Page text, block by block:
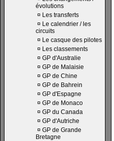
évolutions
¤ Les transferts
¤ Le calendrier / les
circuits
¤ Le casque des pilotes
¤ Les classements
¤ GP d'Australie
¤ GP de Malaisie
¤ GP de Chine
¤ GP de Bahrein
¤ GP d'Espagne
¤ GP de Monaco
¤ GP du Canada
¤ GP d'Autriche
¤ GP de Grande
Bretagne